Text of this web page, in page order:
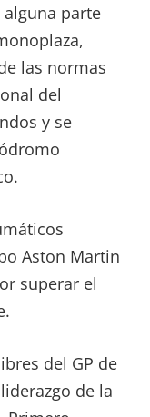
parte
las normas
del
y se
Aston Martin
superar el
del GP de
de la